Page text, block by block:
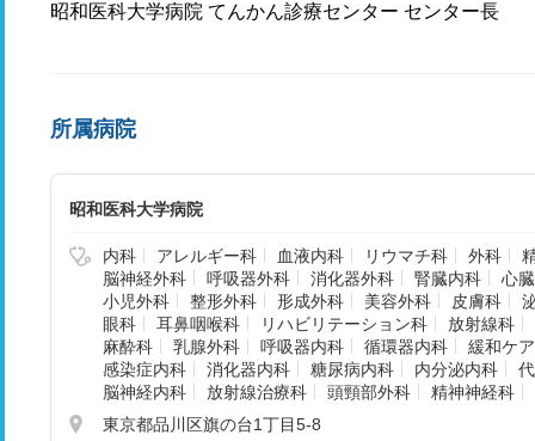
昭和医科大学病院 てんかん診療センター センター長
所属病院
昭和医科大学病院
内科 アレルギー科 血液内科 リウマチ科 外科
脳神経外科
呼吸器外科 消化器外科 腎臓内科
心
小児外科
整形外科 形成外科 美容外科 皮膚科
眼科
耳鼻咽喉科 リハビリテーション科
放射線科
麻酔科
乳腺外科 呼吸器内科 循環器内科
緩和ケ
感染症内科
消化器内科 糖尿病内科 内分泌内科
脳神経内科
放射線治療科 頭頸部外科
精神神経科
東京都品川区旗の台1丁目5-8